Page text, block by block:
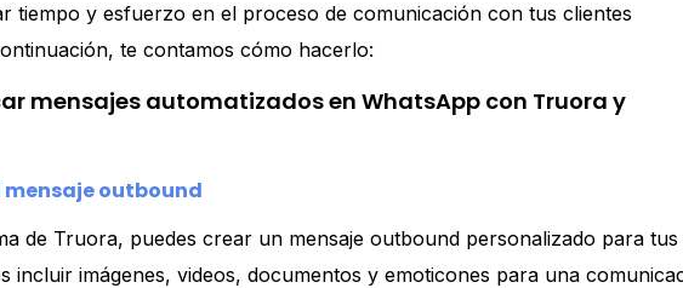
tiempo y esfuerzo en el proceso de comunicación con tus clientes
te contamos cómo hacerlo:
mensajes automatizados en WhatsApp con Truora y
mensaje outbound
de Truora, puedes crear un mensaje outbound personalizado para tus
incluir imágenes, videos, documentos y emoticones para una